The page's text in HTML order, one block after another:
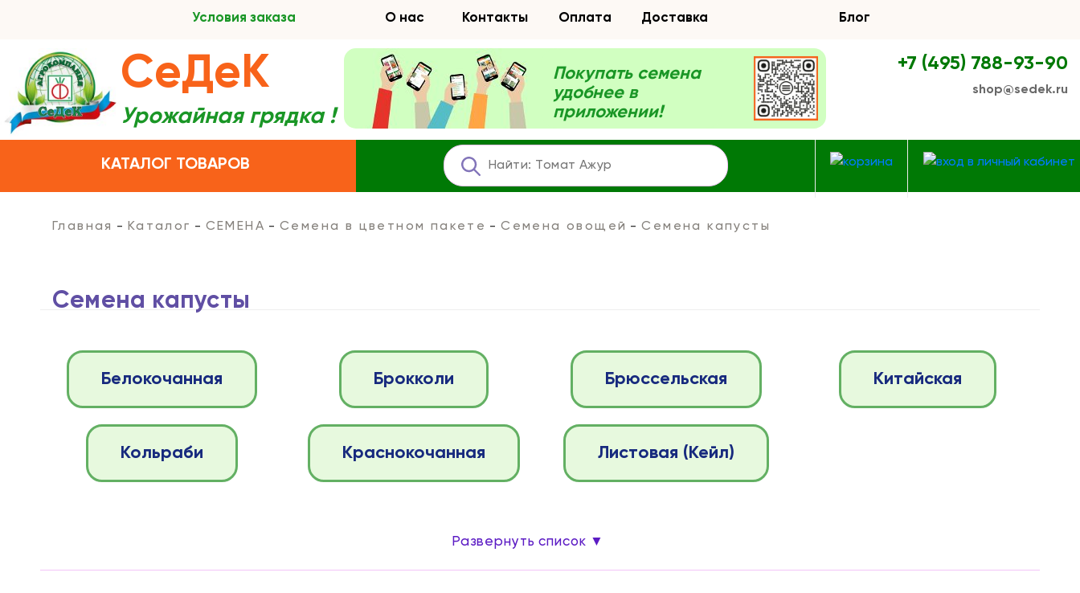
Условия заказа О нас Контакты Оплата Доставка Блог
КАТАЛОГ ТОВАРОВ
СеДеК
Урожайная грядка !
Покупать семена
удобнее в
приложении!
+7 (495) 788-93-90
shop@sedek.ru
Главная Каталог СЕМЕНА Семена в цветном пакете Семена овощей Семена капусты
Семена капусты
Белокочанная Брокколи Брюссельская Китайская
Кольраби Краснокочанная Листовая (Кейл)
Развернуть список ▼